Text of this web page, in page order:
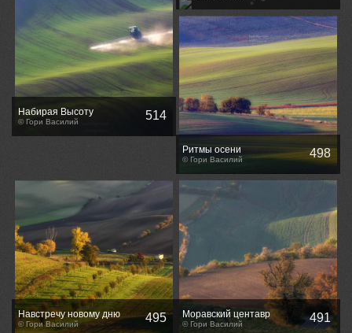
Набирая Высоту
© Гори Василий 514
Ритмы осени
© Гори Василий 498
Навстречу новому дню
© Гори Василий 495 Моравский центавр
© Гори Василий 491